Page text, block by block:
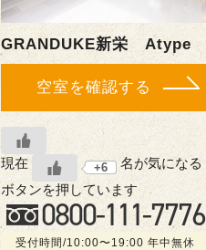
GRANDUKE新栄 Atype
空室を確認する
現在 +6
名が気になる
ボタンを押しています
0800-111-7776
受付時間/10:00〜19:00 年中無休